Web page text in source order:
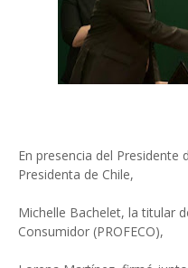
En presencia del Presidente
Presidenta de Chile,
Michelle Bachelet, la titular
Consumidor (PROFECO),